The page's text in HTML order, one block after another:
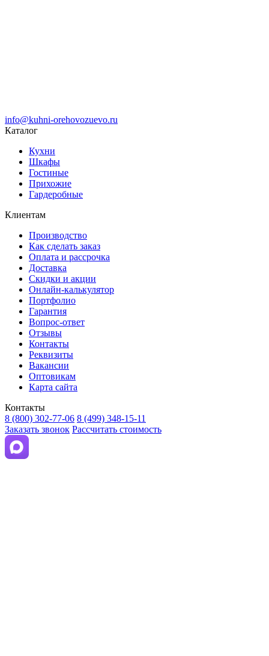
info@kuhni-orehovozuevo.ru
Каталог
Кухни
Шкафы
Гостиные
Прихожие
Гардеробные
Клиентам
Производство
Как сделать заказ
Оплата и рассрочка
Доставка
Скидки и акции
Онлайн-калькулятор
Портфолио
Гарантия
Вопрос-ответ
Отзывы
Контакты
Реквизиты
Вакансии
Оптовикам
Карта сайта
Контакты
8 (800) 302-77-06 8 (499) 348-15-11
Заказать звонок Рассчитать стоимость